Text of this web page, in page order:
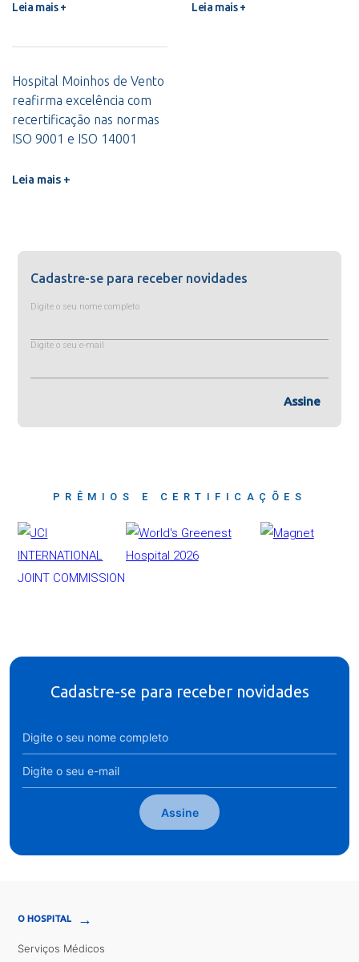
Leia mais + Leia mais +
Hospital Moinhos de Vento
reafirma excelência com
recertificação nas normas
ISO 9001 e ISO 14001
Leia mais +
Cadastre-se para receber novidades
Digite o seu nome completo
Digite o seu e-mail
Assine
PRÊMIOS E CERTIFICAÇÕES
Cadastre-se para receber novidades
Assine
O HOSPITAL →
Serviços Médicos